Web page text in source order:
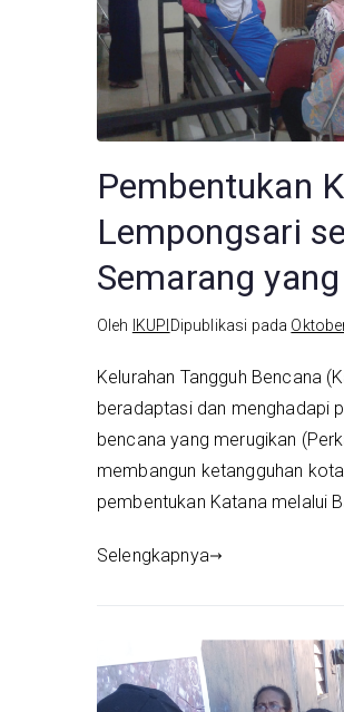
Pembentukan
Lempongsari
Semarang
Oleh IKUPI Dipublikasi pada
Kelurahan Tangguh Bencana
beradaptasi dan menghadapi
bencana yang merugikan
membangun ketangguhan
pembentukan Katana melalui
Selengkapnya